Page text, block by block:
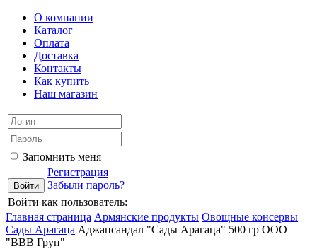
О компании
Каталог
Оплата
Доставка
Контакты
Как купить
Наш магазин
Запомнить меня
Регистрация
Забыли пароль?
Войти как пользователь:
Главная страница Армянские продукты Овощные консервы
Сады Арагаца Аджапсандал "Сады Арагаца" 500 гр ООО
"ВВВ Груп"